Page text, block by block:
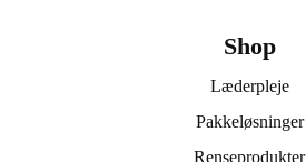
Shop
Læderpleje
Pakkeløsninger
Renseprodukter